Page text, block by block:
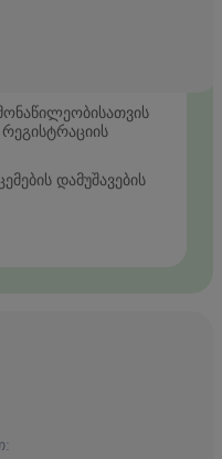
რეგისტრაციის
დამუშავების